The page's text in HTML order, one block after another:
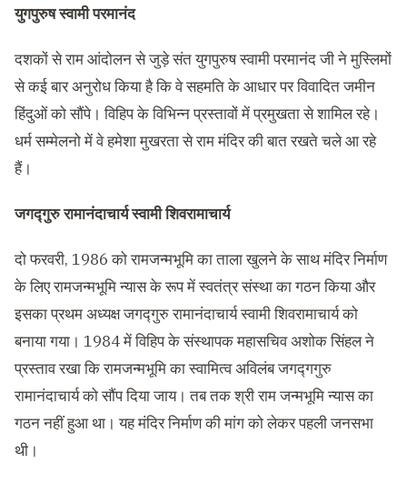
युगपुरुष स्वामी परमानंद
दशकों से राम आंदोलन से जुड़े संत युगपुरुष स्वामी परमानंद जी ने मुस्लिमों
से कई बार अनुरोध किया है कि वे सहमति के आधार पर विवादित जमीन
हिंदुओं को सौंपे। विहिप के विभिन्न प्रस्तावों में प्रमुखता से शामिल रहे।
धर्म सम्मेलनो में वे हमेशा मुखरता से राम मंदिर की बात रखते चले आ रहे
हैं।
जगद्गुरु रामानंदाचार्य स्वामी शिवरामाचार्य
दो फरवरी, 1986 को रामजन्मभूमि का ताला खुलने के साथ मंदिर निर्माण
के लिए रामजन्मभूमि न्यास के रूप में स्वतंत्र संस्था का गठन किया और
इसका प्रथम अध्यक्ष जगद्गुरु रामानंदाचार्य स्वामी शिवरामाचार्य को
बनाया गया। 1984 में विहिप के संस्थापक महासचिव अशोक सिंहल ने
प्रस्ताव रखा कि रामजन्मभूमि का स्वामित्व अविलंब जगद्गगुरु
रामानंदाचार्य को सौंप दिया जाय। तब तक श्री राम जन्मभूमि न्यास का
गठन नहीं हुआ था। यह मंदिर निर्माण की मांग को लेकर पहली जनसभा
थी।